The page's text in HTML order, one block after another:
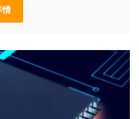
情